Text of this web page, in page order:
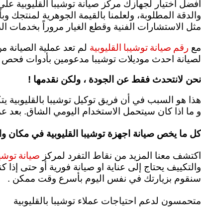
والدقة المطلوبة، ولعلمنا بالقيمة الجوهرية
مثل الاستشارات الفنية وقطع الغيار مروراً بخدمات
مع رقم صيانة توشيبا القليوبية لم تعد عملية الصيانة
لصيانة احدث موديلات توشيبا مدعومين بأدوات
نحن لانتحدث فقط عن الجودة ، ولكن نقدمها !
هذا هو السبب في أن فريق توكيل توشيبا
و ما اذا كان سيتحمل الاستخدام اليومي الشاق. بعد
كل ما يخص صيانة اجهزة توشيبا القليوبية في مكان
اكتشف معنا المزيد من نقاط التفرد لمركز صيانة
والتكييف يحتاج إلى عناية او صيانة فورية أو حتى
سنقوم بزيارتك في نفس اليوم بأسرع وقت ممكن .
متحمسون لدعم احتياجات عملاء توشيبا بالقليوبية